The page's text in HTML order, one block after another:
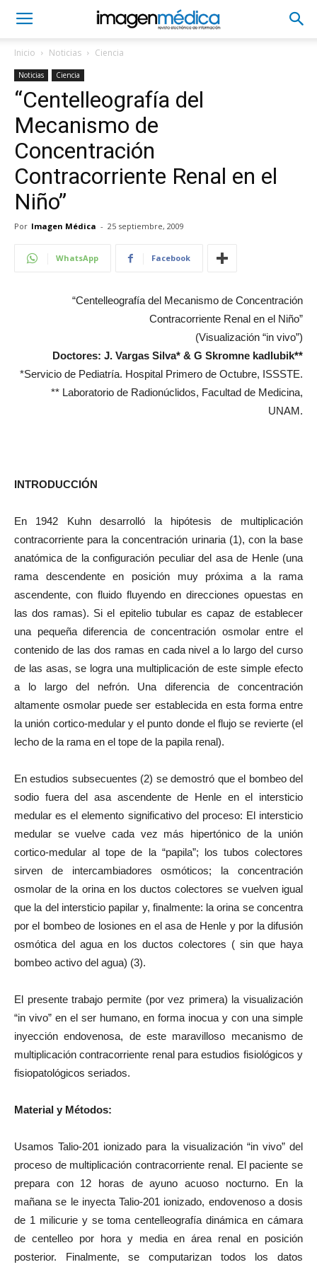
Inicio Noticias Ciencia
Noticias Ciencia
“Centelleografía del
Mecanismo de
Concentración
Contracorriente Renal en el
Niño”
Por Imagen Médica - 25 septiembre, 2009
WhatsApp Facebook
“Centelleografía del Mecanismo de Concentración
Contracorriente Renal en el Niño”
(Visualización “in vivo”)
Doctores: J. Vargas Silva* & G Skromne kadlubik**
*Servicio de Pediatría. Hospital Primero de Octubre, ISSSTE.
** Laboratorio de Radionúclidos, Facultad de Medicina,
UNAM.
INTRODUCCIÓN
En 1942 Kuhn desarrolló la hipótesis de multiplicación
contracorriente para la concentración urinaria (1), con la base
anatómica de la configuración peculiar del asa de Henle (una
rama descendente en posición muy próxima a la rama
ascendente, con fluido fluyendo en direcciones opuestas en
las dos ramas). Si el epitelio tubular es capaz de establecer
una pequeña diferencia de concentración osmolar entre el
contenido de las dos ramas en cada nivel a lo largo del curso
de las asas, se logra una multiplicación de este simple efecto
a lo largo del nefrón. Una diferencia de concentración
altamente osmolar puede ser establecida en esta forma entre
la unión cortico-medular y el punto donde el flujo se revierte (el
lecho de la rama en el tope de la papila renal).
En estudios subsecuentes (2) se demostró que el bombeo del
sodio fuera del asa ascendente de Henle en el intersticio
medular es el elemento significativo del proceso: El intersticio
medular se vuelve cada vez más hipertónico de la unión
cortico-medular al tope de la “papila”; los tubos colectores
sirven de intercambiadores osmóticos; la concentración
osmolar de la orina en los ductos colectores se vuelven igual
que la del intersticio papilar y, finalmente: la orina se concentra
por el bombeo de losiones en el asa de Henle y por la difusión
osmótica del agua en los ductos colectores ( sin que haya
bombeo activo del agua) (3).
El presente trabajo permite (por vez primera) la visualización
“in vivo” en el ser humano, en forma inocua y con una simple
inyección endovenosa, de este maravilloso mecanismo de
multiplicación contracorriente renal para estudios fisiológicos y
fisiopatológicos seriados.
Material y Métodos:
Usamos Talio-201 ionizado para la visualización “in vivo” del
proceso de multiplicación contracorriente renal. El paciente se
prepara con 12 horas de ayuno acuoso nocturno. En la
mañana se le inyecta Talio-201 ionizado, endovenoso a dosis
de 1 milicurie y se toma centelleografía dinámica en cámara
de centelleo por hora y media en área renal en posición
posterior. Finalmente, se computarizan todos los datos